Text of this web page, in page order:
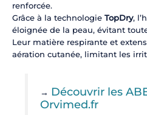
renforcée.
Grâce à la technologie TopDry,
éloignée de la peau, évitant
Leur matière respirante et
aération cutanée, limitant les
→ Découvrir les
Orvimed.fr